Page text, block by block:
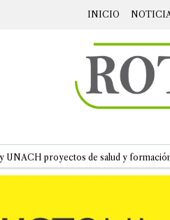
INICIO
UNACH proyectos de salud y